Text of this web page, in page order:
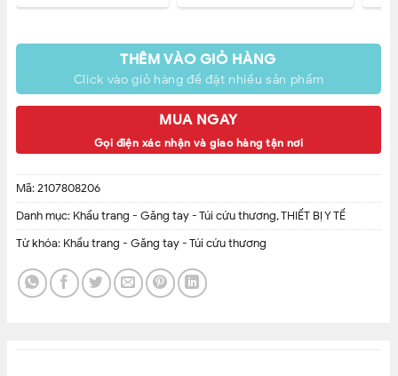
THÊM VÀO GIỎ HÀNG
Click vào giỏ hàng để đặt nhiều sản phẩm
MUA NGAY
Gọi điện xác nhận và giao hàng tận nơi
Mã:2107808206
Danh mục: Khẩu trang - Găng tay - Túi cứu thương,THIẾT BỊ Y TẾ
Từ khóa: Khẩu trang - Găng tay - Túi cứu thương